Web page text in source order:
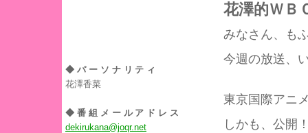
◆パーソナリティ
花澤香菜
◆番組メールアドレス
dekirukana@joqr.net
花澤的ＷＢ
みなさん、も
今週の放送、
東京国際アニ
しかも、公開